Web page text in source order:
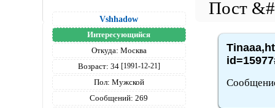
Vshhadow
Интересующийся
Откуда: Москва
Возраст: 34 [1991-12-21]
Пол: Мужской
Сообщений: 269